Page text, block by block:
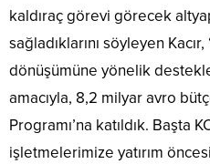
kaldıraç görevi görecek
sağladıklarını söyleyen Kacır,
dönüşümüne yönelik
amacıyla, 8,2 milyar avro
Programı’na katıldık. Başta
işletmelerimize yatırım